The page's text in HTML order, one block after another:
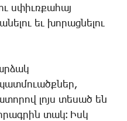
սփիւռ­քա­հայ
եւ խո­րաց­նե­լու
լոյս տե­սած են
տակ։ Իսկ